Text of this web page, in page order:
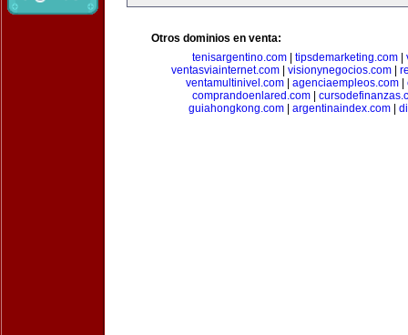
Otros dominios en venta:
tenisargentino.com
tipsdemarketing.com
ventasviainternet.com
visionynegocios.com
ventamultinivel.com| agenciaempleos.com|
comprandoenlared.com|
guiahongkong.com| argentinaindex.com|